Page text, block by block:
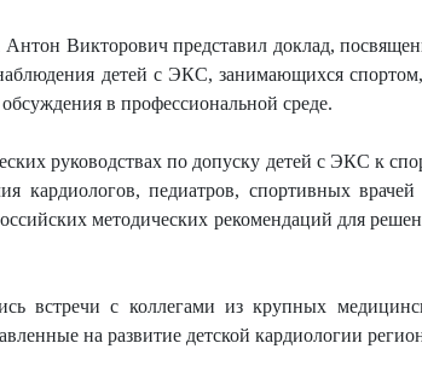
Викторович представил доклад,
детей с ЭКС, занимающихся
в профессиональной среде.
руководствах по допуску детей с ЭКС к
кардиологов, педиатров, спортивных
методических рекомендаций для
встречи с коллегами из крупных
на развитие детской кардиологии